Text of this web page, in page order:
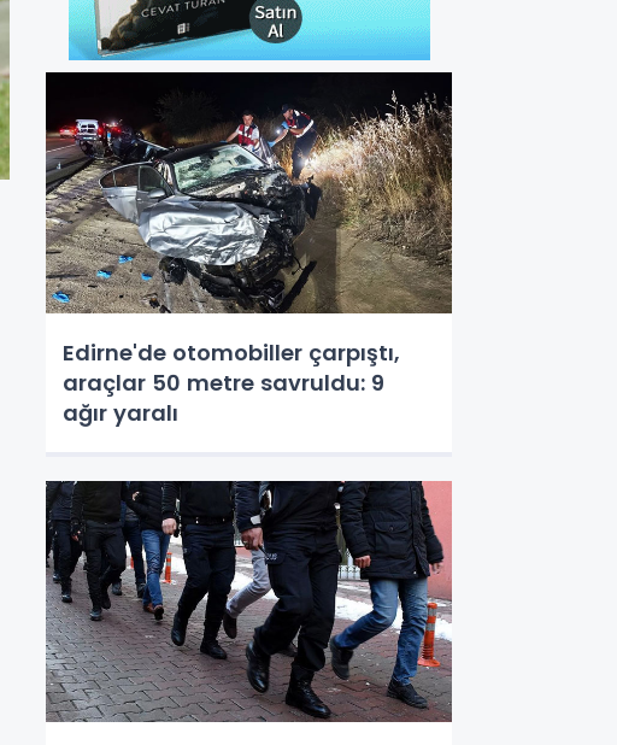
Edirne'de otomobiller çarpıştı,
araçlar 50 metre savruldu: 9
ağır yaralı